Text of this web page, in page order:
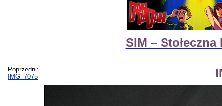
SIM –
Poprzedni:
IMG_7075